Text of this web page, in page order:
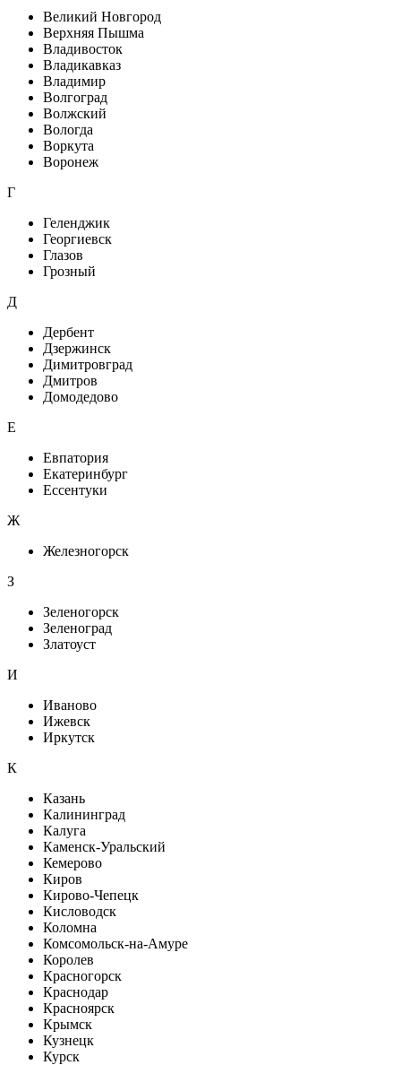
Великий Новгород
Верхняя Пышма
Владивосток
Владикавказ
Владимир
Волгоград
Волжский
Вологда
Воркута
Воронеж
Г
Геленджик
Георгиевск
Глазов
Грозный
Д
Дербент
Дзержинск
Димитровград
Дмитров
Домодедово
Е
Евпатория
Екатеринбург
Ессентуки
Ж
Железногорск
З
Зеленогорск
Зеленоград
Златоуст
И
Иваново
Ижевск
Иркутск
К
Казань
Калининград
Калуга
Каменск-Уральский
Кемерово
Киров
Кирово-Чепецк
Кисловодск
Коломна
Комсомольск-на-Амуре
Королев
Красногорск
Краснодар
Красноярск
Крымск
Кузнецк
Курск